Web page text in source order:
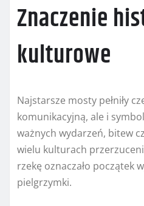
Znaczenie
kulturowe
Najstarsze mosty pełniły
komunikacyjną, ale i
ważnych wydarzeń, bitew
wielu kulturach
rzekę oznaczało początek
pielgrzymki.